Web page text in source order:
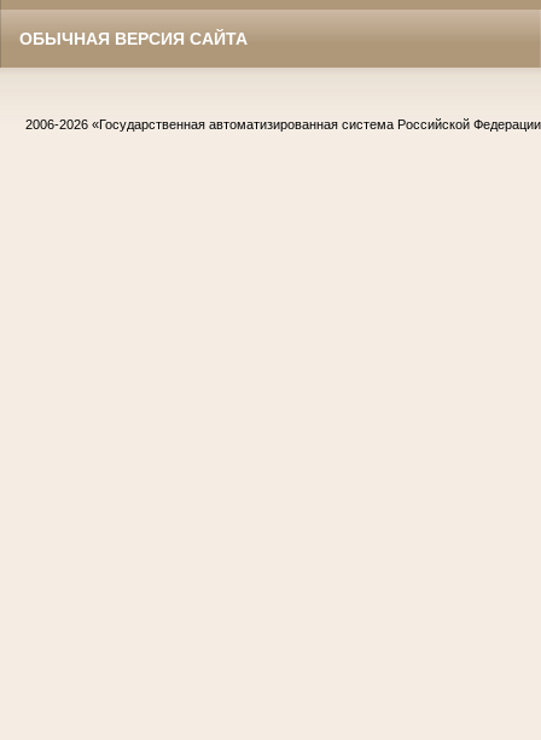
ОБЫЧНАЯ ВЕРСИЯ САЙТА
2006-2026 «Государственная автоматизированная система Российской